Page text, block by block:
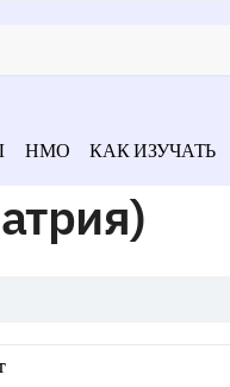
НМО КАК ИЗУЧАТЬ